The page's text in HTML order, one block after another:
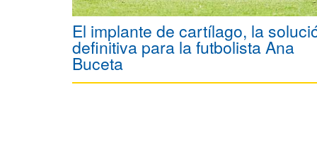
El implante de cartílago, la
definitiva para la futbolista Ana
Buceta